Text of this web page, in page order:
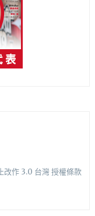
作 3.0 台灣 授權條款